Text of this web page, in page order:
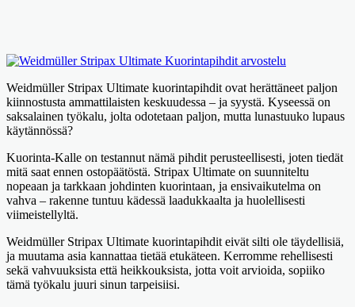
Weidmüller Stripax Ultimate kuorintapihdit ovat herättäneet paljon
kiinnostusta ammattilaisten keskuudessa – ja syystä. Kyseessä on
saksalainen työkalu, jolta odotetaan paljon, mutta lunastuuko lupaus
käytännössä?
Kuorinta-Kalle on testannut nämä pihdit perusteellisesti, joten tiedät
mitä saat ennen ostopäätöstä. Stripax Ultimate on suunniteltu
nopeaan ja tarkkaan johdinten kuorintaan, ja ensivaikutelma on
vahva – rakenne tuntuu kädessä laadukkaalta ja huolellisesti
viimeistellyltä.
Weidmüller Stripax Ultimate kuorintapihdit eivät silti ole täydellisiä,
ja muutama asia kannattaa tietää etukäteen. Kerromme rehellisesti
sekä vahvuuksista että heikkouksista, jotta voit arvioida, sopiiko
tämä työkalu juuri sinun tarpeisiisi.